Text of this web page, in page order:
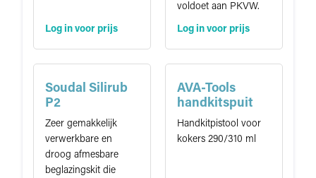
Log in voor prijs
voldoet aan PKVW.
Log in voor prijs
Soudal Silirub
P2
Zeer gemakkelijk
verwerkbare en
droog afmesbare
beglazingskit die
AVA-Tools
handkitspuit
Handkitpistool voor
kokers 290/310 ml